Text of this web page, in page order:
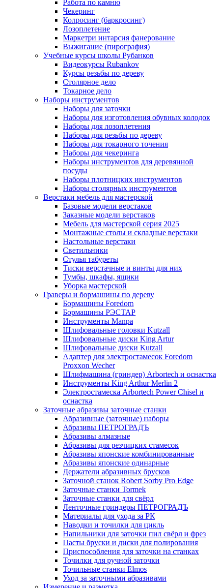
Работа по камню
Чекеринг
Колросинг (баркросинг)
Лозоплетение
Маркетри интарсия фанерование
Выжигание (пирография)
Учебные курсы школы Рубанков
Видеокурсы Rubankov
Курсы резьбы по дереву
Столярное дело
Токарное дело
Наборы инструментов
Наборы для заточки
Наборы для изготовления обувных колодок
Наборы для лозоплетения
Наборы для резьбы по дереву
Наборы для токарного точения
Наборы для чекеринга
Наборы инструментов для деревянной
посуды
Наборы плотницких инструментов
Наборы столярных инструментов
Верстаки мебель для мастерской
Базовые модели верстаков
Заказные модели верстаков
Мебель для мастерской серия 2025
Монтажные столы и складные верстаки
Настольные верстаки
Светильники
Стулья табуреты
Тиски верстачные и винты для них
Тумбы, шкафы, ящики
Уборка мастерской
Граверы и бормашины по дереву
Бормашины Foredom
Бормашины РЭСТАР
Инструменты Manpa
Шлифовальные головки Kutzall
Шлифовальные диски King Artur
Шлифовальные диски Kutzall
Адаптер для электростамесок Foredom
Proxxon Wecher
Шлифмашина (гриндер) Arbortech и оснастка
Инструменты King Arthur Merlin 2
Электростамеска Arbortech Power Chisel и
оснастка
Заточные абразивы заточные станки
Абразивные (заточные) наборы
Абразивы ПЕТРОГРАДЪ
Абразивы алмазные
Абразивы для резчицких стамесок
Абразивы японские комбинированные
Абразивы японские одинарные
Держатели абразивных брусков
Заточной станок Robert Sorby Pro Edge
Заточные станки Tormek
Заточные станки для свёрл
Ленточные гриндеры ПЕТРОГРАДЪ
Материалы для ухода за РК
Наводки и точилки для цикль
Напильники для заточки пил свёрл и фрез
Пасты бруски и диски для полирования
Приспособления для заточки на станках
Точилки для ручной заточки
Точильные станки Elmos
Уход за заточными абразивами